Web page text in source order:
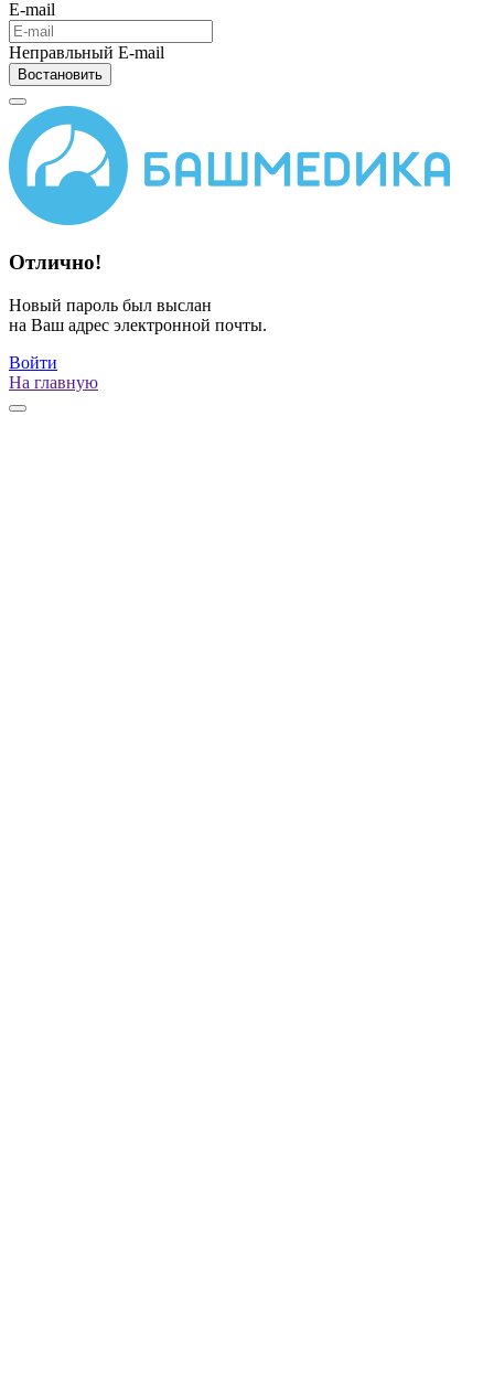
E-mail
Неправльный E-mail
Востановить
Отлично!
Новый пароль был выслан
на Ваш адрес электронной почты.
Войти
На главную